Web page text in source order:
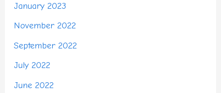
January 2023
November 2022
September 2022
July 2022
June 2022